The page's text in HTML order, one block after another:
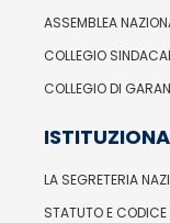
ASSEMBLEA
COLLEGIO
COLLEGIO DI
LA SEGRETERIA
STATUTO E